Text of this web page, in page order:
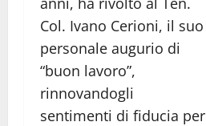
Col. Ivano Cerioni, il suo
personale augurio di
“buon lavoro”,
rinnovandogli
sentimenti di fiducia per